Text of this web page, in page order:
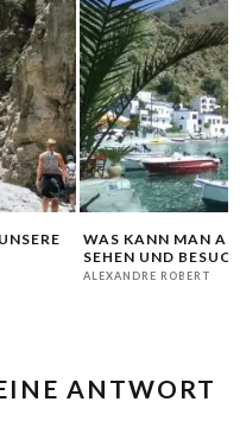
WAS KANN MAN
SEHEN UND
ALEXANDRE ROBERT
ANTWORT